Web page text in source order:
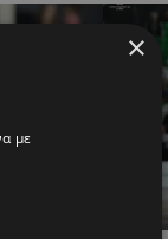
×
με